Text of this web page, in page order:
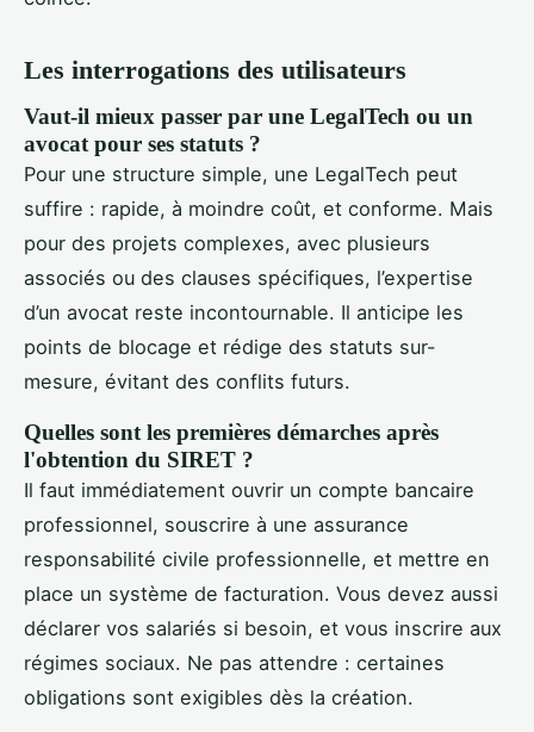
Les interrogations des utilisateurs
Vaut-il mieux passer par une LegalTech ou un
avocat pour ses statuts ?
Pour une structure simple, une LegalTech peut
suffire : rapide, à moindre coût, et conforme. Mais
pour des projets complexes, avec plusieurs
associés ou des clauses spécifiques, l’expertise
d’un avocat reste incontournable. Il anticipe les
points de blocage et rédige des statuts sur-
mesure, évitant des conflits futurs.
Quelles sont les premières démarches après
l'obtention du SIRET ?
Il faut immédiatement ouvrir un compte bancaire
professionnel, souscrire à une assurance
responsabilité civile professionnelle, et mettre en
place un système de facturation. Vous devez aussi
déclarer vos salariés si besoin, et vous inscrire aux
régimes sociaux. Ne pas attendre : certaines
obligations sont exigibles dès la création.